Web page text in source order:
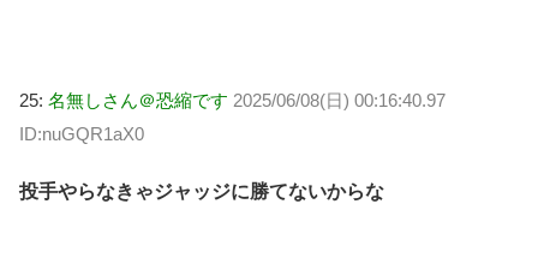
25: 名無しさん＠恐縮です 2025/06/08(日) 00:16:40.97
ID:nuGQR1aX0
投手やらなきゃジャッジに勝てないからな